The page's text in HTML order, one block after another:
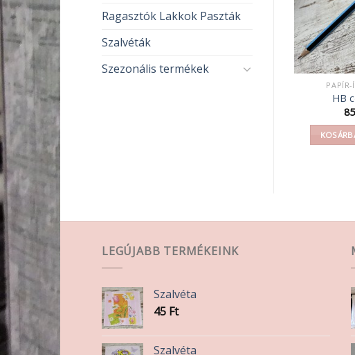
Ragasztók Lakkok Paszták
Szalvéták
Szezonális termékek
PAPÍR-
HB
85
HB ceruza radíros
LEGÚJABB TERMÉKEINK
Szalvéta
45 Ft
Szalvéta